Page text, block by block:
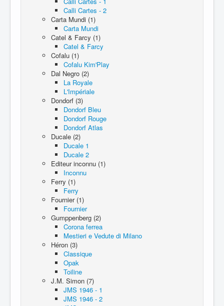
Calli Cartes - 2
Carta Mundi (1)
Carta Mundi
Catel & Farcy (1)
Catel & Farcy
Cofalu (1)
Cofalu Kim'Play
Dal Negro (2)
La Royale
L'Impériale
Dondorf (3)
Dondorf Bleu
Dondorf Rouge
Dondorf Atlas
Ducale (2)
Ducale 1
Ducale 2
Editeur inconnu (1)
Inconnu
Ferry (1)
Ferry
Fournier (1)
Fournier
Gumppenberg (2)
Corona ferrea
Mestieri e Vedute di Milano
Héron (3)
Classique
Opak
Toiline
J.M. Simon (7)
JMS 1946 - 1
JMS 1946 - 2